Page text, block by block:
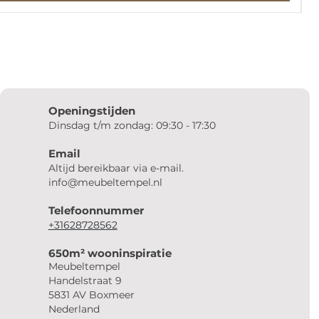
Openingstijden
Dinsdag t/m zondag: 09:30 - 17:30
Email
Altijd bereikbaar via e-mail.
info@meubeltempel.nl
Telefoonnummer
+31628728562
650m² wooninspiratie
Meubeltempel
Handelstraat 9
5831 AV Boxmeer
Nederland